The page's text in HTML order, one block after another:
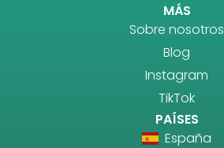
MÁS
Sobre nosotros
Blog
Instagram
TikTok
PAÍSES
España